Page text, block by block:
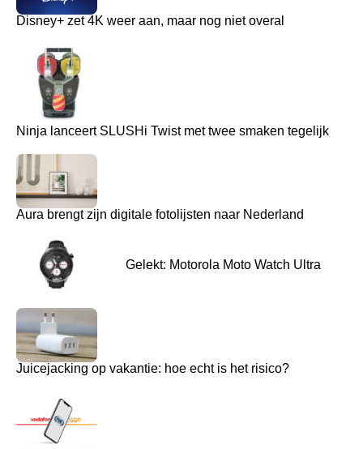
Disney+ zet 4K weer aan, maar nog niet overal
Ninja lanceert SLUSHi Twist met twee smaken tegelijk
Aura brengt zijn digitale fotolijsten naar Nederland
Gelekt: Motorola Moto Watch Ultra
Juicejacking op vakantie: hoe echt is het risico?